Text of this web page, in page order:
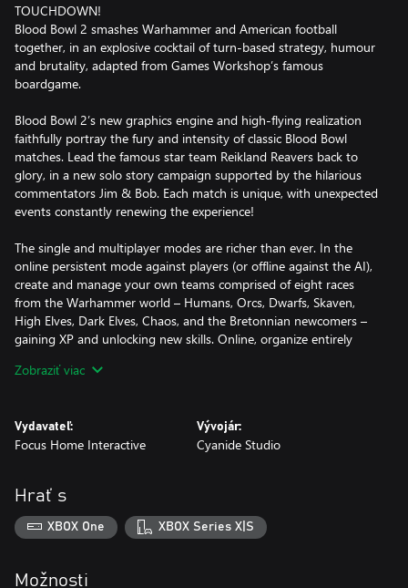
TOUCHDOWN!
Blood Bowl 2 smashes Warhammer and American football
together, in an explosive cocktail of turn-based strategy, humour
and brutality, adapted from Games Workshop’s famous
boardgame.
Blood Bowl 2’s new graphics engine and high-flying realization
faithfully portray the fury and intensity of classic Blood Bowl
matches. Lead the famous star team Reikland Reavers back to
glory, in a new solo story campaign supported by the hilarious
commentators Jim & Bob. Each match is unique, with unexpected
events constantly renewing the experience!
The single and multiplayer modes are richer than ever. In the
online persistent mode against players (or offline against the AI),
create and manage your own teams comprised of eight races
from the Warhammer world – Humans, Orcs, Dwarfs, Skaven,
High Elves, Dark Elves, Chaos, and the Bretonnian newcomers –
gaining XP and unlocking new skills. Online, organize entirely
dream-team!
Zobraziť viac
Vydavateľ:
Focus Home Interactive
Vývojár:
Cyanide Studio
Hrať s
XBOX One XBOX Series X|S
Možnosti